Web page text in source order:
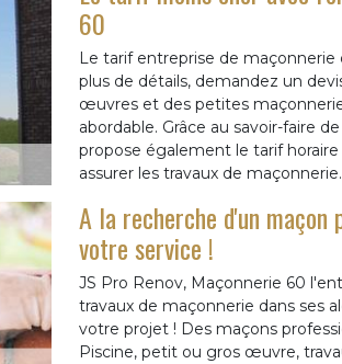
60
Le tarif entreprise de
plus de détails, demandez un
œuvres et des petites
abordable. Grâce au savoir-faire
propose également le tarif
assurer les travaux de maçonnerie.
A la recherche d'un maçon
votre service !
JS Pro Renov, Maçonnerie 60
travaux de maçonnerie dans ses
votre projet ! Des maçons
Piscine, petit ou gros œuvre,